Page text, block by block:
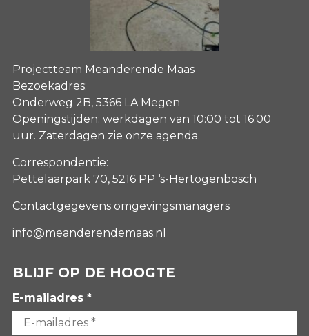
Projectteam Meanderende Maas
Bezoekadres:
Onderweg 2B, 5366 LA Megen
Openingstijden: werkdagen van 10:00 tot 16:00
uur. Zaterdagen zie onze agenda.
Correspondentie:
Pettelaarpark 70, 5216 PP ‘s-Hertogenbosch
Contactgegevens omgevingsmanagers
info@meanderendemaas.nl
BLIJF OP DE HOOGTE
E-mailadres *